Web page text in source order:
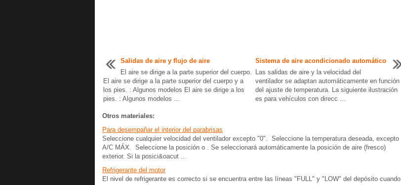
Salidas de aire y flujo de aire
El aire se dirige a la parte superior del cuerpo.
El aire se dirige a la parte superior del cuerpo y a
los pies. : Algunos modelos El aire se dirige a los
pies. : Algunos modelos ...
Sistema de aire acondicionado automático
Las salidas de aire y la velocidad del
ventilador se adaptan automáticamente en función
del ajuste de temperatura. La siguiente ilustración
es para vehículos con direcc ...
Otros materiales:
Para desempañar el interior del parabrisas
Seleccione cualquier velocidad del ventilador excepto "0". Seleccione la temperatura deseada, excepto
A/C MÁX. Seleccione la posición o . Se seleccionará automáticamente la posición de aire (fresco)
exterior. Si la posici&oacut ...
Refrigerante del motor
El nivel de refrigerante es correcto si se encuentra entre las líneas "FULL" y "LOW" del depósito cuando